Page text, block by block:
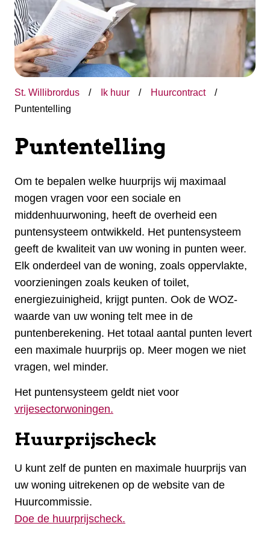
St. Willibrordus Ik huur
Huurcontract
Puntentelling
Puntentelling
Om te bepalen welke huurprijs wij maximaal
mogen vragen voor een sociale en
middenhuurwoning, heeft de overheid een
puntensysteem ontwikkeld. Het puntensysteem
geeft de kwaliteit van uw woning in punten weer.
Elk onderdeel van de woning, zoals oppervlakte,
voorzieningen zoals keuken of toilet,
energiezuinigheid, krijgt punten. Ook de WOZ-
waarde van uw woning telt mee in de
puntenberekening. Het totaal aantal punten levert
een maximale huurprijs op. Meer mogen we niet
vragen, wel minder.
Het puntensysteem geldt niet voor
vrijesectorwoningen.
Huurprijscheck
U kunt zelf de punten en maximale huurprijs van
uw woning uitrekenen op de website van de
Huurcommissie.
Doe de huurprijscheck.